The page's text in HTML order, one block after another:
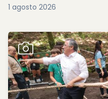
1 agosto 2026